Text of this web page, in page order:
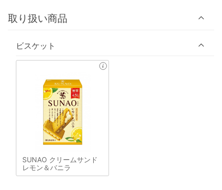
取り扱い商品
ビスケット
SUNAO クリームサンド
レモン＆バニラ